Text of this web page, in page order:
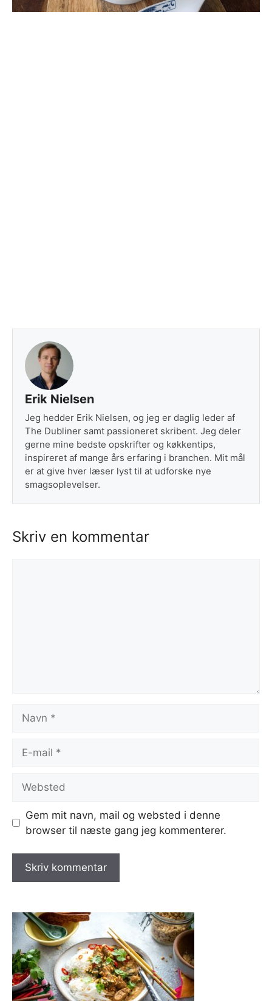
Erik Nielsen
Jeg hedder Erik Nielsen, og jeg er daglig leder af
The Dubliner samt passioneret skribent. Jeg deler
gerne mine bedste opskrifter og køkkentips,
inspireret af mange års erfaring i branchen. Mit mål
er at give hver læser lyst til at udforske nye
smagsoplevelser.
Skriv en kommentar
mail
Gem mit navn, mail og websted i denne
browser til næste gang jeg kommenterer.